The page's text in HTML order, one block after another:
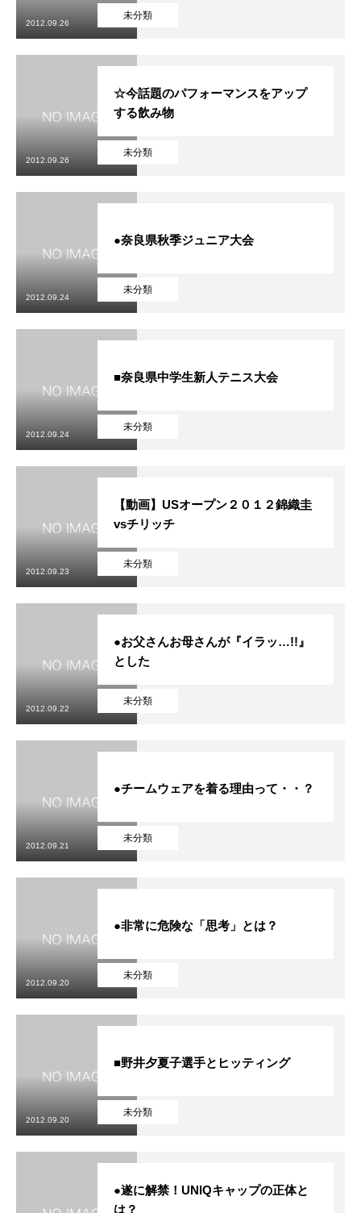
未分類
2012.09.26
未分類
☆今話題のパフォーマンスをアップ
する飲み物
2012.09.26
未分類
●奈良県秋季ジュニア大会
2012.09.24
未分類
■奈良県中学生新人テニス大会
2012.09.24
未分類
【動画】USオープン２０１２錦織圭
vsチリッチ
2012.09.23
未分類
●お父さんお母さんが『イラッ…!!』
とした
2012.09.22
未分類
●チームウェアを着る理由って・・？
2012.09.21
未分類
●非常に危険な「思考」とは？
2012.09.20
未分類
■野井夕夏子選手とヒッティング
2012.09.20
●遂に解禁！UNIQキャップの正体と
は？